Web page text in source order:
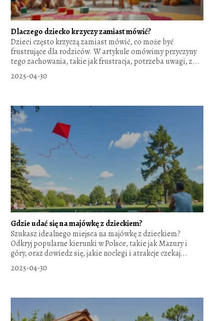
Dlaczego dziecko krzyczy zamiast mówić?
Dzieci często krzyczą zamiast mówić, co może być
frustrujące dla rodziców. W artykule omówimy przyczyny
tego zachowania, takie jak frustracja, potrzeba uwagi, z...
2025-04-30
Gdzie udać się na majówkę z dzieckiem?
Szukasz idealnego miejsca na majówkę z dzieckiem?
Odkryj popularne kierunki w Polsce, takie jak Mazury i
góry, oraz dowiedz się, jakie noclegi i atrakcje czekaj...
2025-04-30